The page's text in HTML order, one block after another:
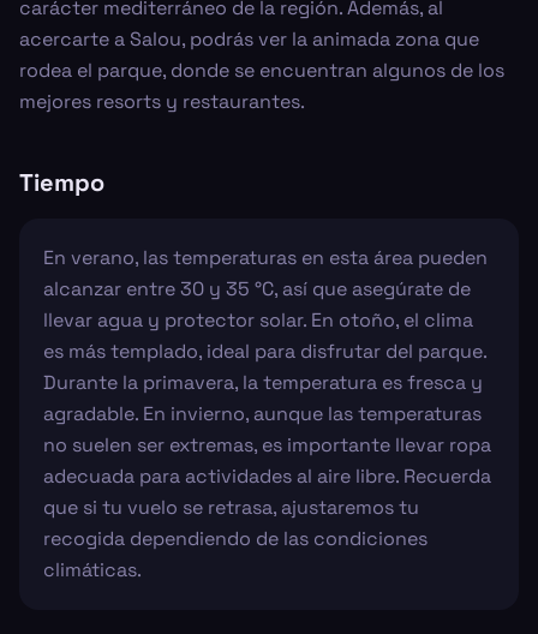
carácter mediterráneo de la región. Además, al
acercarte a Salou, podrás ver la animada zona que
rodea el parque, donde se encuentran algunos de los
mejores resorts y restaurantes.
Tiempo
En verano, las temperaturas en esta área pueden
alcanzar entre 30 y 35 °C, así que asegúrate de
llevar agua y protector solar. En otoño, el clima
es más templado, ideal para disfrutar del parque.
Durante la primavera, la temperatura es fresca y
agradable. En invierno, aunque las temperaturas
no suelen ser extremas, es importante llevar ropa
adecuada para actividades al aire libre. Recuerda
que si tu vuelo se retrasa, ajustaremos tu
recogida dependiendo de las condiciones
climáticas.